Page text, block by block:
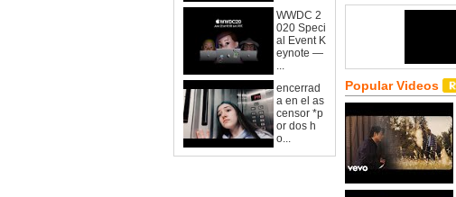
WWDC 2
020 Speci
al Event K
eynote —
...
encerrad
a en el as
censor *p
or dos h
o...
Popular Videos